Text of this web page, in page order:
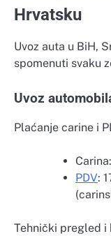
Hrvatsku
Uvoz auta u BiH,
spomenuti svaku
Uvoz
Plaćanje carine i
Carina:
PDV:
Tehnički pregled i